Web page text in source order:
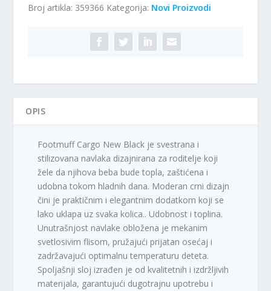
black
Broj artikla: 359366 Kategorija: Novi Proizvodi
OPIS
Footmuff Cargo New Black je svestrana i
stilizovana navlaka dizajnirana za roditelje koji
žele da njihova beba bude topla, zaštićena i
udobna tokom hladnih dana. Moderan crni dizajn
čini je praktičnim i elegantnim dodatkom koji se
lako uklapa uz svaka kolica.. Udobnost i toplina.
Unutrašnjost navlake obložena je mekanim
svetlosivim flisom, pružajući prijatan osećaj i
zadržavajući optimalnu temperaturu deteta.
Spoljašnji sloj izrađen je od kvalitetnih i izdržljivih
materijala, garantujući dugotrajnu upotrebu i